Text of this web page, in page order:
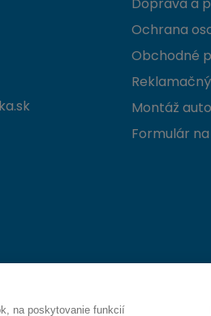
na poskytovanie funkcií
Ochrana
Obchodné
Montáž
Formulár